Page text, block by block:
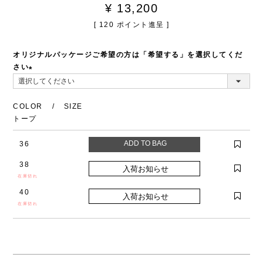
¥ 13,200
[ 120 ポイント進呈 ]
オリジナルパッケージご希望の方は「希望する」を選択してくだ
さい
(必
COLOR
SIZE
トープ
36
38
在庫切れ
40
在庫切れ